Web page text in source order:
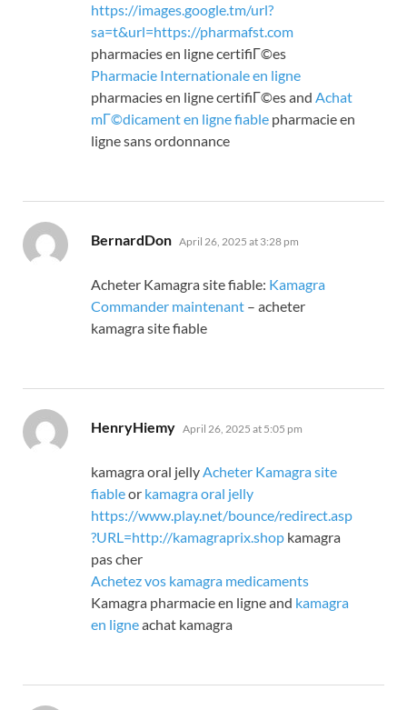
https://images.google.tm/url?
sa=t&url=https://pharmafst.com
pharmacies en ligne certifiГ©es
Pharmacie Internationale en ligne
pharmacies en ligne certifiГ©es and Achat
mГ©dicament en ligne fiable pharmacie en
ligne sans ordonnance
BernardDon says:
April 26, 2025 at 3:28 pm
Acheter Kamagra site fiable: Kamagra
Commander maintenant – acheter
kamagra site fiable
HenryHiemy says:
April 26, 2025 at 5:05 pm
kamagra oral jellyAcheter Kamagra site
fiableor kamagra oral jelly
https://www.play.net/bounce/redirect.asp
?URL=http://kamagraprix.shop kamagra
pas cher
Achetez vos kamagra medicaments
Kamagra pharmacie en ligne and kamagra
en ligneachat kamagra